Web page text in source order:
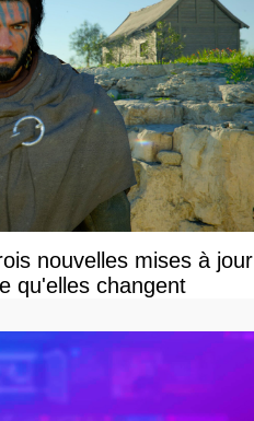
nouvelles mises à jour
qu'elles changent